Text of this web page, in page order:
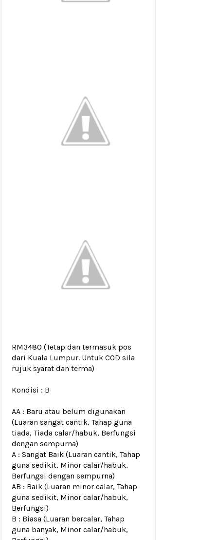
RM3480 (Tetap dan termasuk pos
dari Kuala Lumpur. Untuk COD sila
rujuk syarat dan terma)
Kondisi : B
AA : Baru atau belum digunakan
(Luaran sangat cantik, Tahap guna
tiada, Tiada calar/habuk, Berfungsi
dengan sempurna)
A : Sangat Baik (Luaran cantik, Tahap
guna sedikit, Minor calar/habuk,
Berfungsi dengan sempurna)
AB : Baik (Luaran minor calar, Tahap
guna sedikit, Minor calar/habuk,
Berfungsi)
B : Biasa (Luaran bercalar, Tahap
guna banyak, Minor calar/habuk,